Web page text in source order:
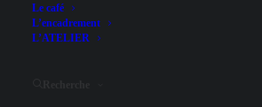
Le café
L’encadrement
L’ATELIER